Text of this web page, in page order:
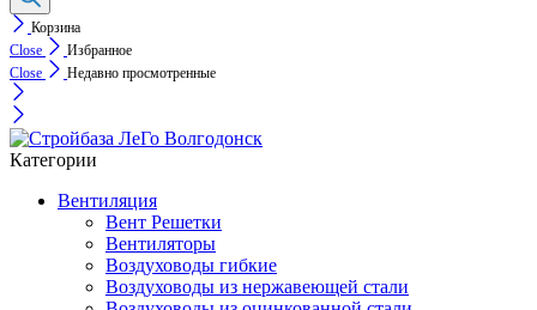
Корзина
Close
Избранное
Close
Недавно просмотренные
Категории
Вентиляция
Вент Решетки
Вентиляторы
Воздуховоды гибкие
Воздуховоды из нержавеющей стали